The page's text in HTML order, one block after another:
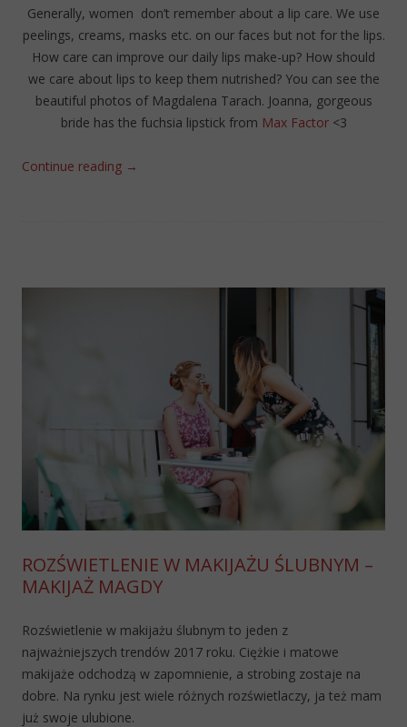
Generally, women don’t remember about a lip care. We use
peelings, creams, masks etc. on our faces but not for the lips.
How care can improve our daily lips make-up? How should
we care about lips to keep them nutrished? You can see the
beautiful photos of Magdalena Tarach. Joanna, gorgeous
bride has the fuchsia lipstick from Max Factor<3
Continue reading →
ROZŚWIETLENIE W MAKIJAŻU ŚLUBNYM –
MAKIJAŻ MAGDY
Rozświetlenie w makijażu ślubnym to jeden z
najważniejszych trendów 2017 roku. Ciężkie i matowe
makijaże odchodzą w zapomnienie, a strobing zostaje na
dobre. Na rynku jest wiele różnych rozświetlaczy, ja też mam
już swoje ulubione.